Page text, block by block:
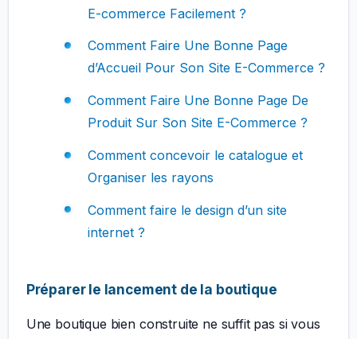
E-commerce Facilement ?
Comment Faire Une Bonne Page
d’Accueil Pour Son Site E-Commerce ?
Comment Faire Une Bonne Page De
Produit Sur Son Site E-Commerce ?
Comment concevoir le catalogue et
Organiser les rayons
Comment faire le design d’un site
internet ?
Préparer le lancement de la boutique
Une boutique bien construite ne suffit pas si vous